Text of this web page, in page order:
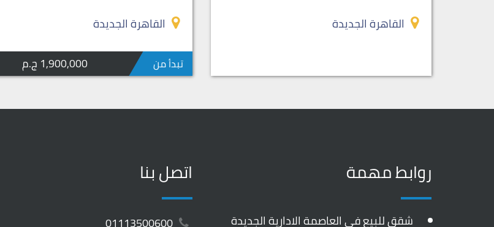
القاهرة الجديدة
القاهرة الجديدة
تبدأ من 1,900,000 ج.م
روابط مهمة
شقق للبيع في العاصمة الادارية الجديدة
اتصل بنا